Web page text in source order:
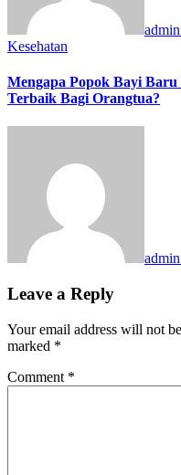
admin
Kesehatan
Mengapa Popok Bayi
Terbaik Bagi Orangtua?
admin
Leave a Reply
Your email address will not
marked *
Comment *